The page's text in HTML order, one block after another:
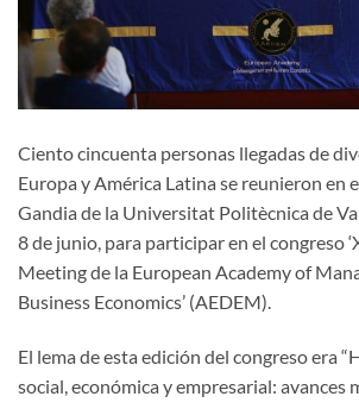
Ciento cincuenta personas llegadas de
Europa y América Latina se reunieron en
Gandia de la Universitat Politècnica de
8 de junio, para participar en el congreso
Meeting de la European Academy of
Business Economics’ (AEDEM).
El lema de esta edición del congreso era
social, económica y empresarial: avances